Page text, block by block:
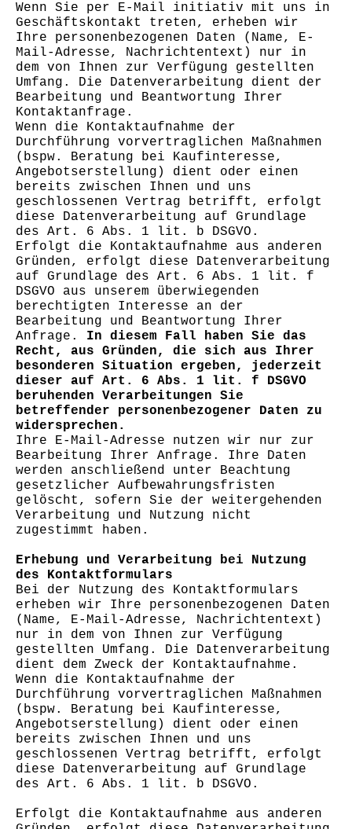
Wenn Sie per E-Mail initiativ mit uns in
Geschäftskontakt treten, erheben wir
Ihre personenbezogenen Daten (Name, E-
Mail-Adresse, Nachrichtentext) nur in
dem von Ihnen zur Verfügung gestellten
Umfang. Die Datenverarbeitung dient der
Bearbeitung und Beantwortung Ihrer
Kontaktanfrage.
Wenn die Kontaktaufnahme der
Durchführung vorvertraglichen Maßnahmen
(bspw. Beratung bei Kaufinteresse,
Angebotserstellung) dient oder einen
bereits zwischen Ihnen und uns
geschlossenen Vertrag betrifft, erfolgt
diese Datenverarbeitung auf Grundlage
des Art. 6 Abs. 1 lit. b DSGVO.
Erfolgt die Kontaktaufnahme aus anderen
Gründen, erfolgt diese Datenverarbeitung
auf Grundlage des Art. 6 Abs. 1 lit. f
DSGVO aus unserem überwiegenden
berechtigten Interesse an der
Bearbeitung und Beantwortung Ihrer
Anfrage. In diesem Fall haben Sie das
Recht, aus Gründen, die sich aus Ihrer
besonderen Situation ergeben, jederzeit
dieser auf Art. 6 Abs. 1 lit. f DSGVO
beruhenden Verarbeitungen Sie
betreffender personenbezogener Daten zu
widersprechen.
Ihre E-Mail-Adresse nutzen wir nur zur
Bearbeitung Ihrer Anfrage. Ihre Daten
werden anschließend unter Beachtung
gesetzlicher Aufbewahrungsfristen
gelöscht, sofern Sie der weitergehenden
Verarbeitung und Nutzung nicht
zugestimmt haben.
Erhebung und Verarbeitung bei Nutzung
des Kontaktformulars
Bei der Nutzung des Kontaktformulars
erheben wir Ihre personenbezogenen Daten
(Name, E-Mail-Adresse, Nachrichtentext)
nur in dem von Ihnen zur Verfügung
gestellten Umfang. Die Datenverarbeitung
dient dem Zweck der Kontaktaufnahme.
Wenn die Kontaktaufnahme der
Durchführung vorvertraglichen Maßnahmen
(bspw. Beratung bei Kaufinteresse,
Angebotserstellung) dient oder einen
bereits zwischen Ihnen und uns
geschlossenen Vertrag betrifft, erfolgt
diese Datenverarbeitung auf Grundlage
des Art. 6 Abs. 1 lit. b DSGVO.
Erfolgt die Kontaktaufnahme aus anderen